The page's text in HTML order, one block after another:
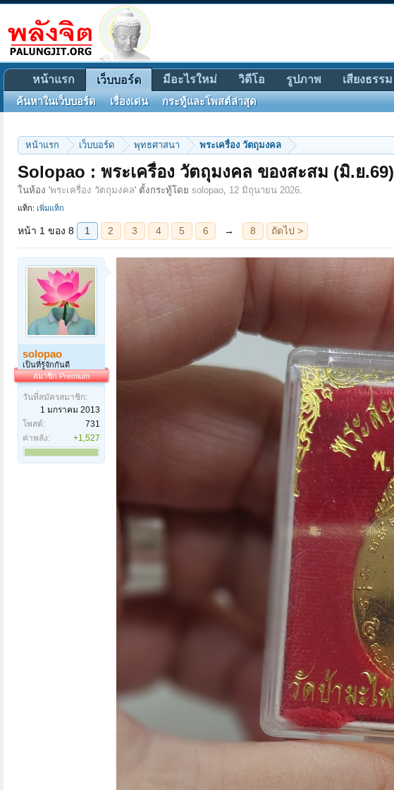
หน้าแรก เว็บบอร์ด พุทธศาสนา พระเครื่อง วัตถุมงคล
Solopao : พระเครื่อง วัตถุมงคล ของสะสม (มิ.ย.69)
ในห้อง 'พระเครื่อง วัตถุมงคล' ตั้งกระทู้โดย solopao, 12 มิถุนายน 2026.
แท็ก: เพิ่มแท็ก
หน้า 1 ของ 8 6 8
solopao
เป็นที่รู้จักกันดี
สมาชิก Premium
วันที่สมัครสมาชิก:
1 มกราคม 2013
โพสต์:
731
ค่าพลัง:
+1,527
หน้าแรก เว็บบอร์ด
ค้นหาในเว็บบอร์ด เรื่องเด่น กระทู้และโพสต์ล่าสุด
มีอะไรใหม่ วิดีโอ รูปภาพ เสียงธรรม